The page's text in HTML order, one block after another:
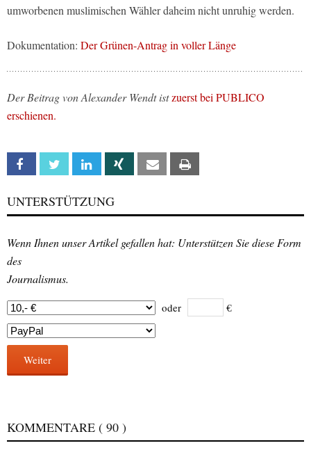
umworbenen muslimischen Wähler daheim nicht unruhig werden.
Dokumentation: Der Grünen-Antrag in voller Länge
Der Beitrag von Alexander Wendt istzuerst bei PUBLICO
erschienen.
Facebook Twitter Linkedin Xing Email
UNTERSTÜTZUNG
Wenn Ihnen unser Artikel gefallen hat: Unterstützen Sie diese Form
des
Journalismus.
oder €
Weiter
KOMMENTARE ( 90 )